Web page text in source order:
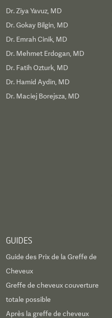
Dr. Ziya Yavuz, MD
Dr. Gokay Bilgin, MD
Dr. Emrah Cinik, MD
Dr. Mehmet Erdogan, MD
Dr. Fatih Ozturk, MD
Dr. Hamid Aydin, MD
Dr. Maciej Borejsza, MD
GUIDES
Guide des Prix de la Greffe de
Cheveux
Greffe de cheveux couverture
totale possible
Après la greffe de cheveux